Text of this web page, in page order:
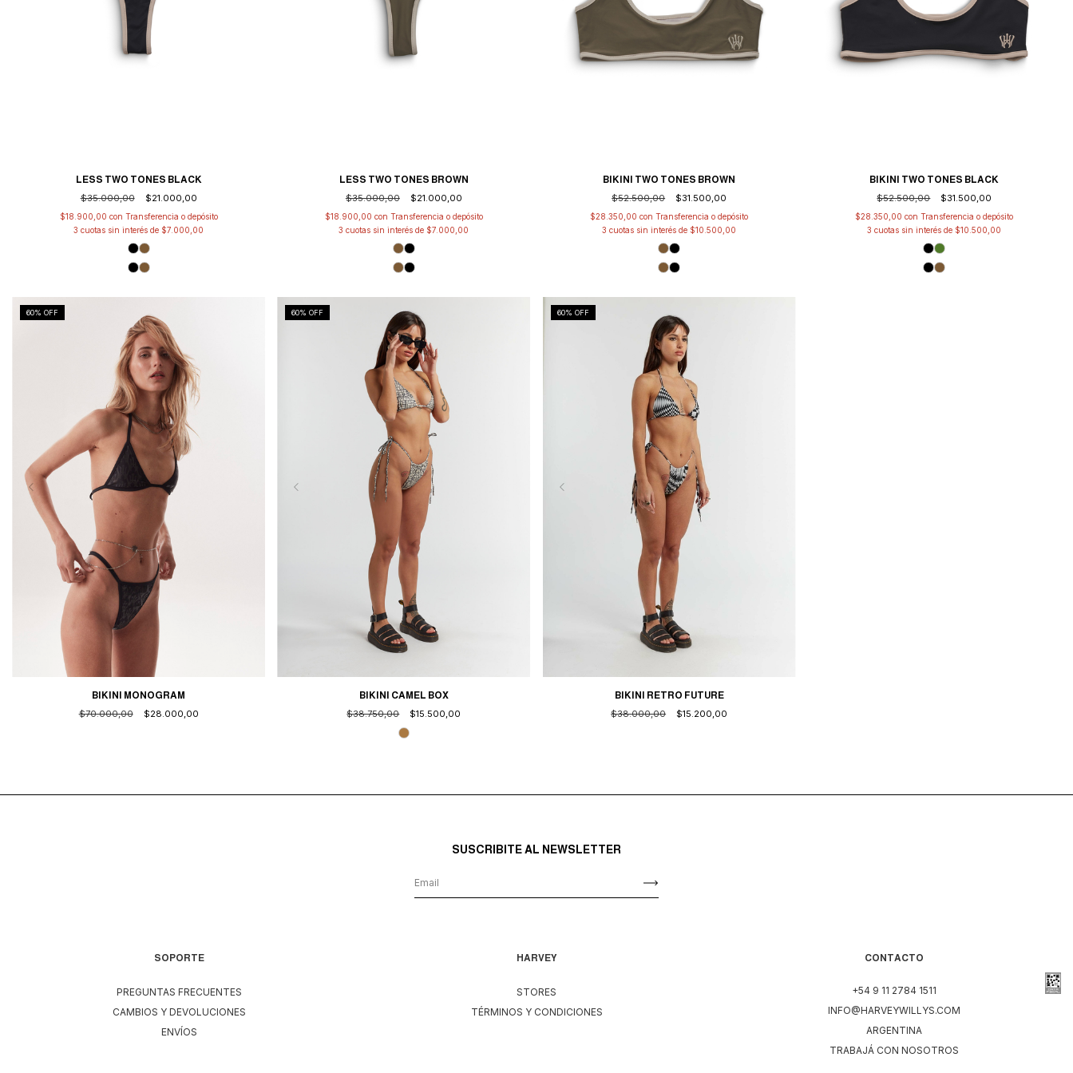
LESS TWO TONES BLACK
$35.000,00
$21.000,00
$18.900,00 con Transferencia o depósito
3 cuotas sin interés de $7.000,00
LESS TWO TONES BROWN
$35.000,00
$21.000,00
$18.900,00 con Transferencia o depósito
3 cuotas sin interés de $7.000,00
BIKINI TWO TONES BROWN
$52.500,00
$31.500,00
$28.350,00con Transferencia o depósito
3 cuotas sin interés de $10.500,00
BIKINI TWO TONES BLACK
$52.500,00
$31.500,00
$28.350,00con Transferencia o depósito
3 cuotas sin interés de $10.500,00
60% OFF
BIKINI MONOGRAM
$70.000,00
$28.000,00
60% OFF
BIKINI CAMEL BOX
$38.750,00
$15.500,00
60% OFF
BIKINI RETRO FUTURE
$38.000,00
$15.200,00
SUSCRIBITE AL NEWSLETTER
SOPORTE
PREGUNTAS FRECUENTES
CAMBIOS Y DEVOLUCIONES
ENVÍOS
HARVEY
STORES
TÉRMINOS Y CONDICIONES
CONTACTO
+54 9 11 2784 1511
INFO@HARVEYWILLYS.COM
ARGENTINA
TRABAJÁ CON NOSOTROS